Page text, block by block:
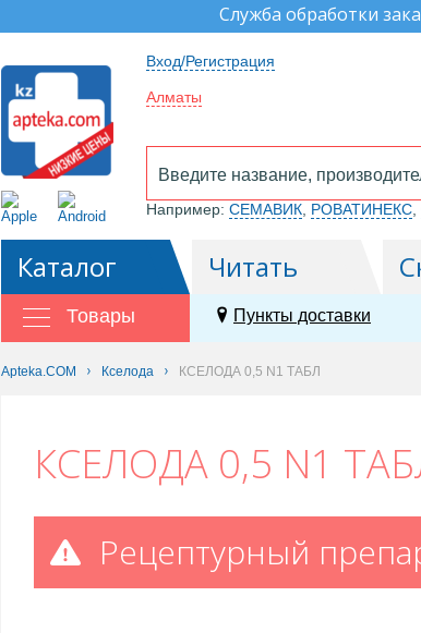
Служба обработки
Вход/Регистрация
Алматы
Например: СЕМАВИК РОВАТИНЕКС
Каталог Читать
Товары Пункты доставки
Apteka.COM Кселода КСЕЛОДА 0,5 N1 ТАБЛ
КСЕЛОДА 0,5 N1
Рецептурный